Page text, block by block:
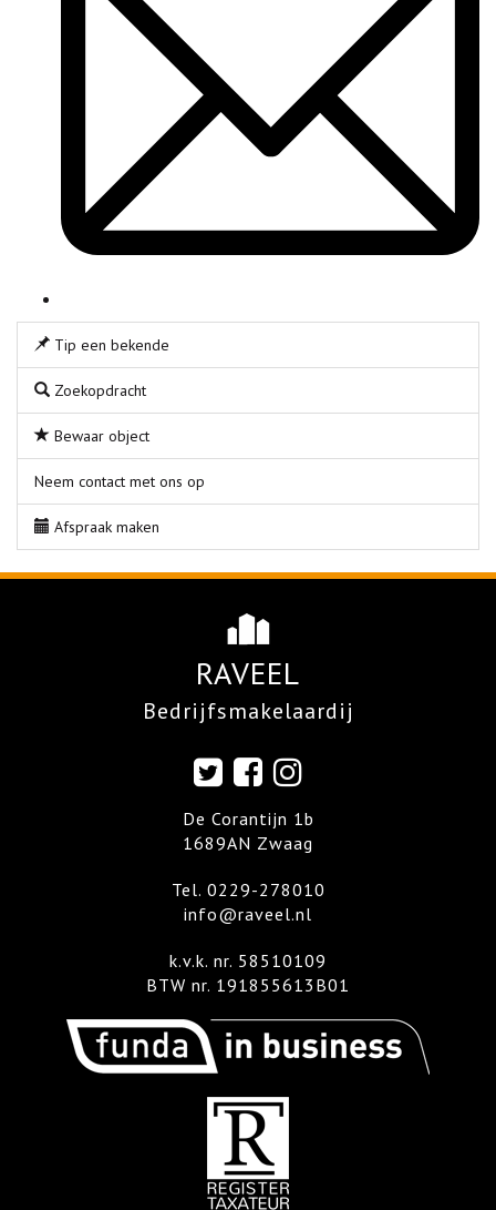
Tip een bekende
Zoekopdracht
Bewaar object
Neem contact met ons op
Afspraak maken
RAVEEL
Bedrijfsmakelaardij
De Corantijn 1b
1689AN Zwaag
Tel. 0229-278010
info@raveel.nl
k.v.k. nr. 58510109
BTW nr. 191855613B01